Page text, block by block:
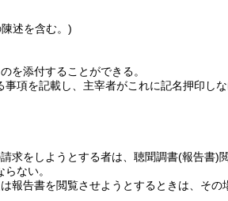
述を含む。)
を添付することができる。
項を記載し、主宰者がこれに記名押印しな
求をしようとする者は、聴聞調書(報告書)
ない。
報告書を閲覧させようとするときは、そ